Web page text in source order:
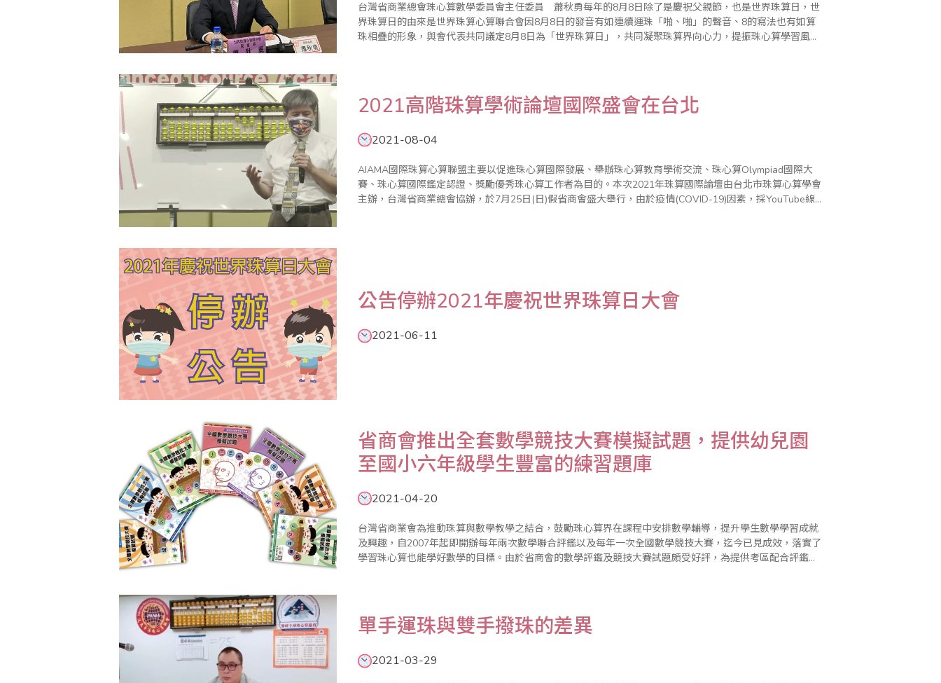
台灣省商業總會珠心算數學委員會主任委員 蕭秋勇每年的8月8日除了是慶祝父親節，也是世界珠算日，世
界珠算日的由來是世界珠算心算聯合會因8月8日的發音有如連續運珠「啪、啪」的聲音、8的寫法也有如算
珠相疊的形象，與會代表共同議定8月8日為「世界珠算日」，共同凝聚珠算界向心力，提振珠心算學習風
2021高階珠算學術論壇國際盛會在台北
2021-08-04
AIAMA國際珠算心算聯盟主要以促進珠心算國際發展、舉辦珠心算教育學術交流、珠心算Olympiad國際大
賽、珠心算國際鑑定認證、獎勵優秀珠心算工作者為目的。本次2021年珠算國際論壇由台北市珠算心算學會
主辦，台灣省商業總會協辦，於7月25日(日)假省商會盛大舉行，由於疫情(COVID-19)因素，採YouTube線
公告停辦2021年慶祝世界珠算日大會
2021-06-11
省商會推出全套數學競技大賽模擬試題，提供幼兒園
至國小六年級學生豐富的練習題庫
2021-04-20
台灣省商業會為推動珠算與數學教學之結合，鼓勵珠心算界在課程中安排數學輔導，提升學生數學學習成就
及興趣，自2007年起即開辦每年兩次數學聯合評鑑以及每年一次全國數學競技大賽，迄今已見成效，落實了
學習珠心算也能學好數學的目標。由於省商會的數學評鑑及競技大賽試題頗受好評，為提供考區配合評鑑及
單手運珠與雙手撥珠的差異
2021-03-29